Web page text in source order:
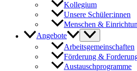
Kollegium
Unsere Schüler:innen
Menschen &
Angebote
Arbeitsgemeinschaften
Förderung &
Austauschprogramme